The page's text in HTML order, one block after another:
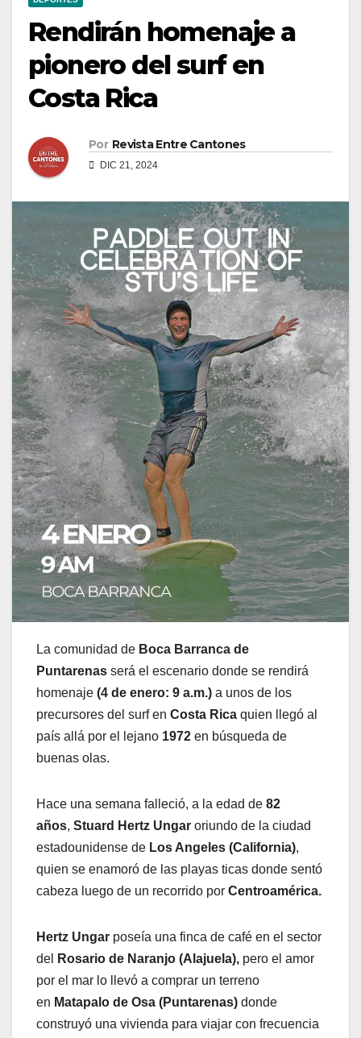
Rendirán homenaje a
pionero del surf en
Costa Rica
Por Revista Entre Cantones
DIC 21, 2024
La comunidad de Boca Barranca de
Puntarenas será el escenario donde se rendirá
homenaje (4 de enero: 9 a.m.) a unos de los
precursores del surf en Costa Rica quien llegó al
país allá por el lejano 1972 en búsqueda de
buenas olas.
Hace una semana falleció, a la edad de 82
años, Stuard Hertz Ungar oriundo de la ciudad
estadounidense de Los Angeles (California),
quien se enamoró de las playas ticas donde sentó
cabeza luego de un recorrido por Centroamérica.
Hertz Ungar poseía una finca de café en el sector
del
Rosario de Naranjo (Alajuela), pero el amor
por el mar lo llevó a comprar un terreno
en Matapalo de Osa (Puntarenas) donde
construyó una vivienda para viajar con frecuencia